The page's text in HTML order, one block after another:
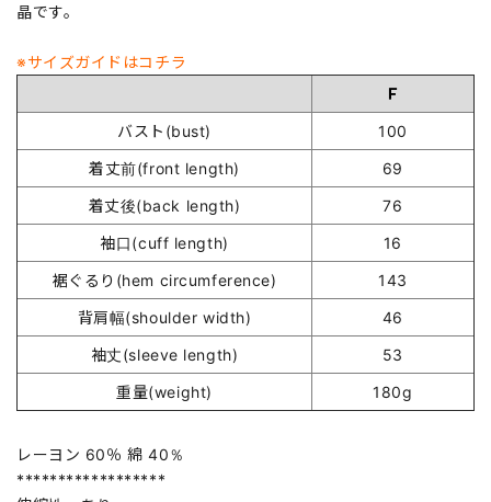
晶です。
※サイズガイドはコチラ
Ｆ
バスト(bust)
100
着丈前(front length)
69
着丈後(back length)
76
袖口(cuff length)
16
裾ぐるり(hem circumference)
143
背肩幅(shoulder width)
46
袖丈(sleeve length)
53
重量(weight)
180g
レーヨン 60％ 綿 40％
******************